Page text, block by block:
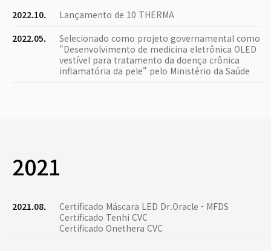
2022.10.
Lançamento de 10 THERMA
2022.05.
Selecionado como projeto governamental como
"Desenvolvimento de medicina eletrônica OLED
vestível para tratamento da doença crônica
inflamatória da pele" pelo Ministério da Saúde
2021
2021.08.
Certificado Máscara LED Dr.Oracle - MFDS
Certificado Tenhi CVC
Certificado Onethera CVC